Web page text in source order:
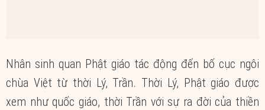
Nhân sinh quan Phật giáo tác động đến bố cục ngôi
chùa Việt từ thời Lý, Trần. Thời Lý, Phật giáo được
xem như quốc giáo, thời Trần với sự ra đời của thiền